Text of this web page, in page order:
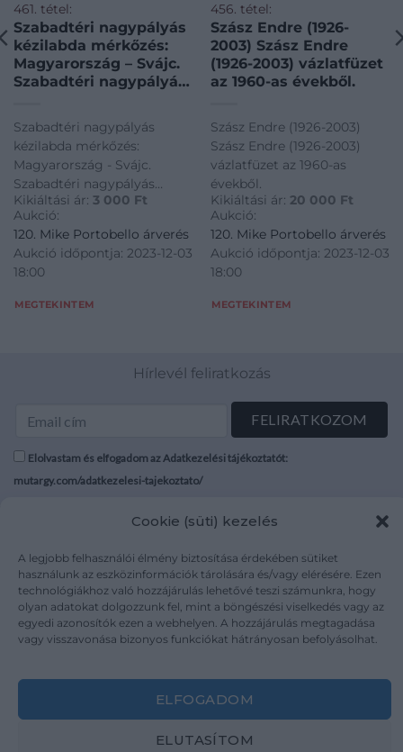
Cookie (süti) kezelés
A legjobb felhasználói élmény biztosítása érdekében sütiket
használunk az eszközinformációk tárolására és/vagy elérésére. Ezen
technológiákhoz való hozzájárulás lehetővé teszi számunkra, hogy
olyan adatokat dolgozzunk fel, mint a böngészési viselkedés vagy az
egyedi azonosítók ezen a webhelyen. A hozzájárulás megtagadása
vagy visszavonása bizonyos funkciókat hátrányosan befolyásolhat.
ELFOGADOM
ELUTASÍTOM
461. tétel:
Szabadtéri nagypályás
kézilabda mérkőzés:
Magyarország – Svájc.
Szabadtéri nagypályás
A magyarok 2-ik gólja.
1938. Berlin VB.
Nemzeti Sport.
Sajtófotó.
Szabadtéri nagypályás
kézilabda mérkőzés:
Magyarország - Svájc.
Szabadtéri nagypályás
kézilabda mérkőzés:
Magyarország - Svájc. A
magyarok 2-ik gólja. 1938.
Berlin VB. Nemzeti Sport.
Sajtófotó.
Kikiáltási ár: 3 000 Ft
Aukció:
120. Mike Portobello árverés
Aukció időpontja: 2023-12-03
18:00
MEGTEKINTEM
456. tétel:
Szász Endre (1926-
2003) Szász Endre
(1926-2003) vázlatfüzet
az 1960-as évekből.
Szász Endre (1926-2003)
Szász Endre (1926-2003)
vázlatfüzet az 1960-as
évekből.
Kikiáltási ár: 20 000 Ft
Aukció:
120. Mike Portobello árverés
Aukció időpontja: 2023-12-03
18:00
MEGTEKINTEM
Hírlevél feliratkozás
Elolvastam és elfogadom az Adatkezelési tájékoztatót:
mutargy.com/adatkezelesi-tajekoztato/
Karrier
Kapcsolat
Áraink
Adatvédelem
Impresszum